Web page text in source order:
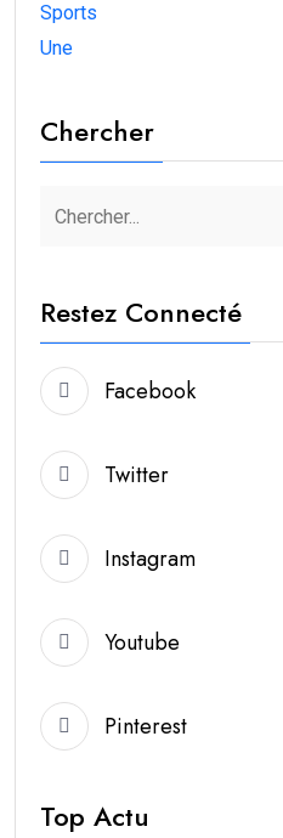
Sports
Une
Chercher
Restez Connecté
Facebook
Twitter
Instagram
Youtube
Pinterest
Top Actu